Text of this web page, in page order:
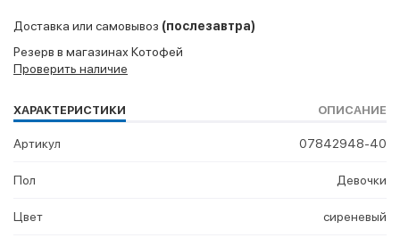
Доставка или самовывоз (послезавтра)
Резерв в магазинах Котофей
Проверить наличие
ХАРАКТЕРИСТИКИ ОПИСАНИЕ
Артикул 07842948-40
Пол Девочки
Цвет сиреневый